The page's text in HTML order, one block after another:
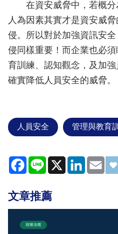
在資安威脅中，若概分
人為因素其實才是資安威
侵。所以對於加強資訊安
侵同樣重要！而企業也必
育訓練、認知觀念，及加
確實降低人員安全的威脅。
人員安全 管理與教育
Facebook
Line X LinkedIn
文章推薦